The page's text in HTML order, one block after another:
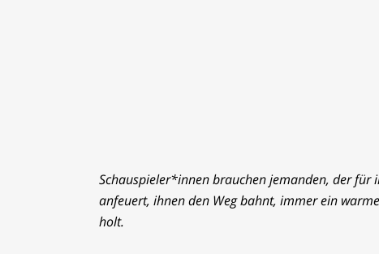
Schauspieler*innen brauchen jemanden, der für
anfeuert, ihnen den Weg bahnt, immer ein
holt.